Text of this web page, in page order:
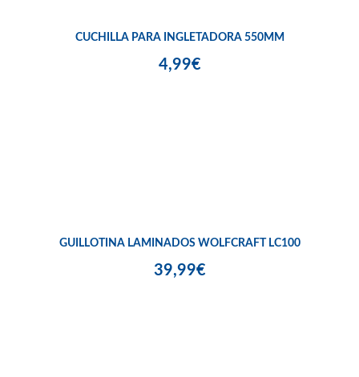
CUCHILLA PARA INGLETADORA 550MM
4,99€
GUILLOTINA LAMINADOS WOLFCRAFT LC100
39,99€